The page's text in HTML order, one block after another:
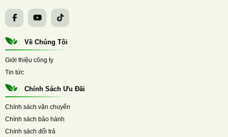
Về Chúng Tôi
Giới thiệu công ty
Tin tức
Chính Sách Ưu Đãi
Chính sách vận chuyển
Chính sách bảo hành
Chính sách đổi trả